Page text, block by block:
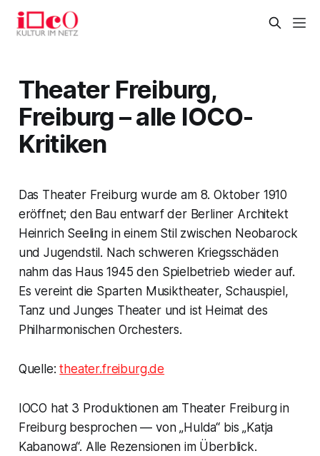
Theater Freiburg,
Freiburg – alle IOCO-
Kritiken
Das Theater Freiburg wurde am 8. Oktober 1910
eröffnet; den Bau entwarf der Berliner Architekt
Heinrich Seeling in einem Stil zwischen Neobarock
und Jugendstil. Nach schweren Kriegsschäden
nahm das Haus 1945 den Spielbetrieb wieder auf.
Es vereint die Sparten Musiktheater, Schauspiel,
Tanz und Junges Theater und ist Heimat des
Philharmonischen Orchesters.
Quelle:theater.freiburg.de
IOCO hat 3 Produktionen am Theater Freiburg in
Freiburg besprochen — von „Hulda“ bis „Katja
Kabanowa“. Alle Rezensionen im Überblick.